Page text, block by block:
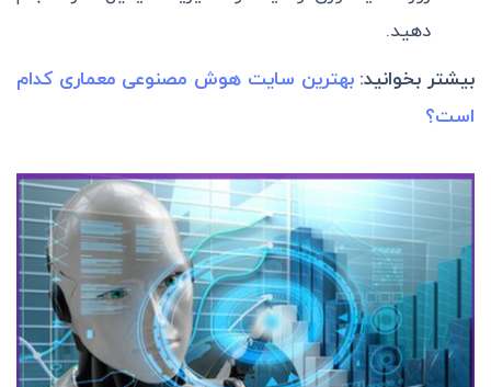
دهید.
بیشتر بخوانید:بهترین سایت هوش مصنوعی معماری کدام
است؟